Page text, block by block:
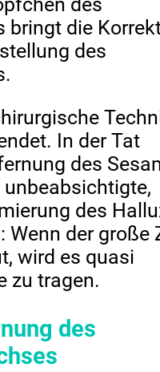
bringt die
des
In der Tat
des
des
Wenn der große
wird es quasi
zu tragen.
des